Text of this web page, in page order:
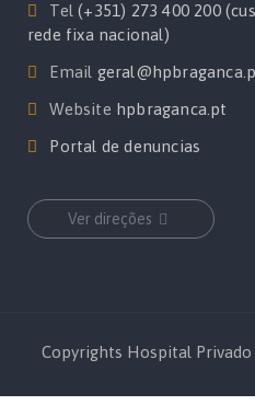
Tel(+351) 273 400 200
rede fixa nacional)
Email
Website hpbraganca.pt
Portal de denuncias
Ver direções
Copyrights Hospital